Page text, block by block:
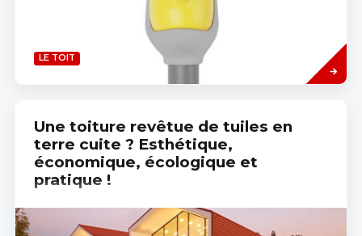
LE TOIT
more
Une toiture revêtue de tuiles en
terre cuite ? Esthétique,
économique, écologique et
pratique !